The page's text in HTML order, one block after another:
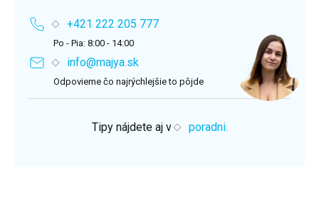
+421 222 205 777
Po - Pia: 8:00 - 14:00
info@majya.sk
Odpovieme čo najrýchlejšie to pôjde
Tipy nájdete aj v poradni.